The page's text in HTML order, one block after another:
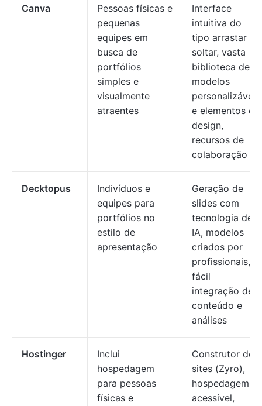
Canva
Pessoas físicas e
pequenas
equipes em
busca de
portfólios
simples e
visualmente
atraentes
Interface
intuitiva do
tipo arrastar e
soltar, vasta
biblioteca de
modelos
personalizáveis
e elementos de
design,
recursos de
colaboração
Decktopus
Indivíduos e
equipes para
portfólios no
estilo de
apresentação
Geração de
slides com
tecnologia de
IA, modelos
criados por
profissionais,
fácil
integração de
conteúdo e
análises
Hostinger
Inclui
hospedagem
para pessoas
físicas e
Construtor de
sites (Zyro),
hospedagem
acessível,